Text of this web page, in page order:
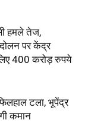
हमले तेज,
पर केंद्र
400 करोड़ रुपये
टला, भूपेंद्र
कमान